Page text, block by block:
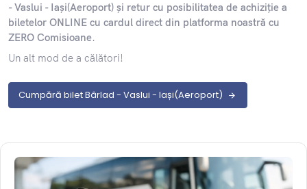
- Vaslui - Iași(Aeroport) și retur cu posibilitatea de achiziție a
biletelor ONLINE cu cardul direct din platforma noastră cu
ZERO Comisioane.
Un alt mod de a călători!
Cumpără bilet Bârlad - Vaslui - Iași(Aeroport)